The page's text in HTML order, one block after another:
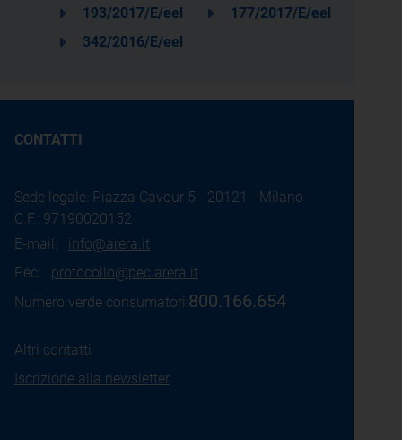
193/2017/E/eel
177/2017/E/eel
342/2016/E/eel
CONTATTI
Sede legale: Piazza Cavour 5 - 20121 - Milano
C.F.: 97190020152
E-mail: info@arera.it
Pec: protocollo@pec.arera.it
Numero verde consumatori:800.166.654
Altri contatti
Iscrizione alla newsletter